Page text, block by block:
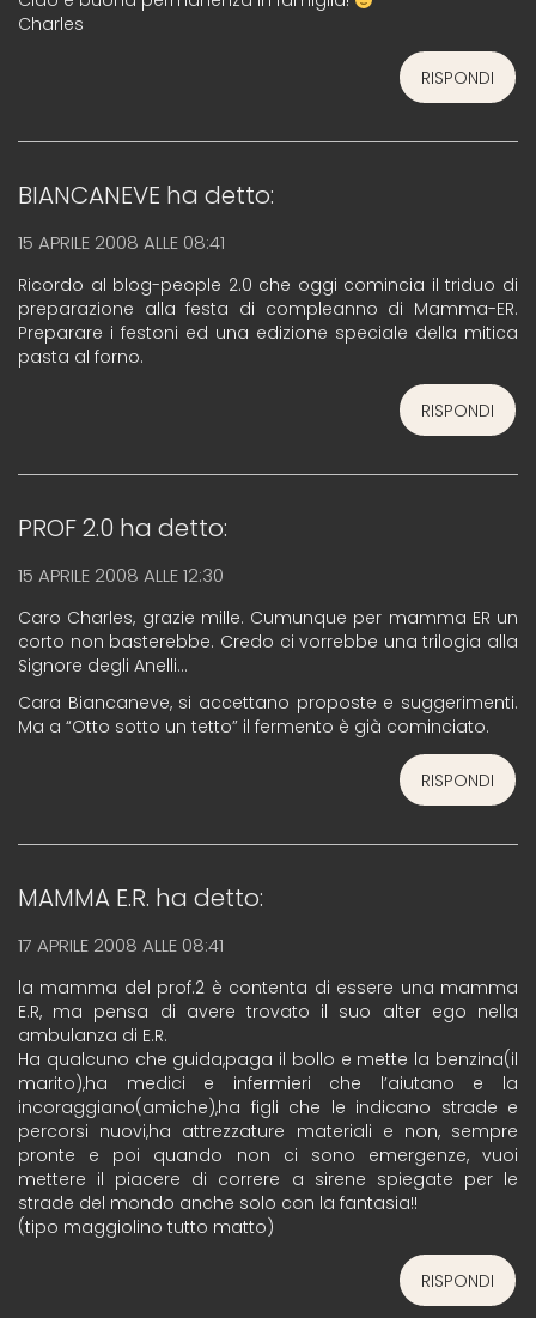
Charles
RISPONDI
BIANCANEVE ha detto:
15 APRILE 2008 ALLE 08:41
Ricordo al blog-people 2.0 che oggi comincia il triduo di
preparazione alla festa di compleanno di Mamma-ER.
Preparare i festoni ed una edizione speciale della mitica
pasta al forno.
RISPONDI
PROF 2.0 ha detto:
15 APRILE 2008 ALLE 12:30
Caro Charles, grazie mille. Cumunque per mamma ER un
corto non basterebbe. Credo ci vorrebbe una trilogia alla
Signore degli Anelli…
Cara Biancaneve, si accettano proposte e suggerimenti.
Ma a “Otto sotto un tetto” il fermento è già cominciato.
RISPONDI
MAMMA E.R. ha detto:
17 APRILE 2008 ALLE 08:41
la mamma del prof.2 è contenta di essere una mamma
E.R, ma pensa di avere trovato il suo alter ego nella
ambulanza di E.R.
Ha qualcuno che guida,paga il bollo e mette la benzina(il
marito),ha medici e infermieri che l’aiutano e la
incoraggiano(amiche),ha figli che le indicano strade e
percorsi nuovi,ha attrezzature materiali e non, sempre
pronte e poi quando non ci sono emergenze, vuoi
mettere il piacere di correre a sirene spiegate per le
strade del mondo anche solo con la fantasia!!
(tipo maggiolino tutto matto)
RISPONDI